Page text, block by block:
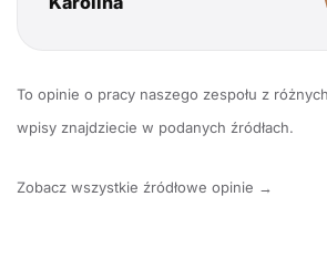
To opinie o pracy naszego zespołu z
wpisy znajdziecie w podanych źródłach.
Zobacz wszystkie źródłowe opinie →